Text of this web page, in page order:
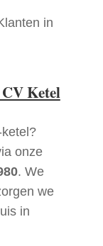
in
Ketel
onze
. We
we
in